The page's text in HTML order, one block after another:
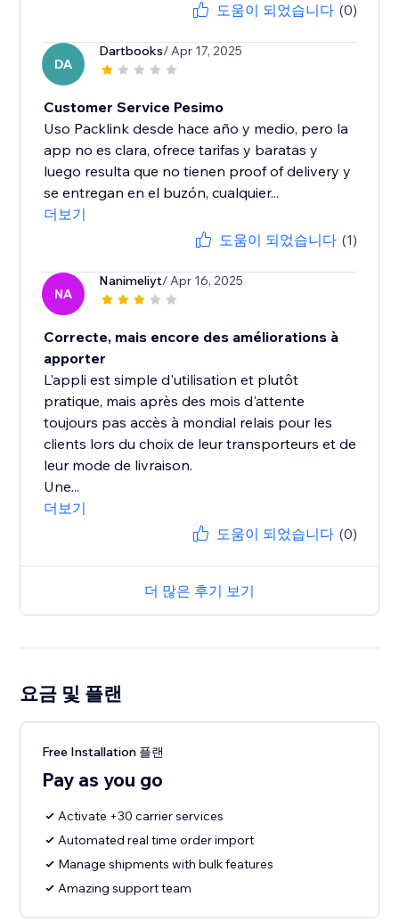
도움이 되었습니다 (0)
DA
Dartbooks/ Apr 17, 2025
Customer Service Pesimo
Uso Packlink desde hace año y medio, pero la
app no es clara, ofrece tarifas y baratas y
luego resulta que no tienen proof of delivery y
se entregan en el buzón, cualquier...
더보기
도움이 되었습니다 (1)
NA
Nanimeliyt/ Apr 16, 2025
Correcte, mais encore des améliorations à
apporter
L'appli est simple d'utilisation et plutôt
pratique, mais après des mois d'attente
toujours pas accès à mondial relais pour les
clients lors du choix de leur transporteurs et de
leur mode de livraison.
Une...
더보기
도움이 되었습니다 (0)
더 많은 후기 보기
요금 및 플랜
Free Installation 플랜
Pay as you go
Activate +30 carrier services
Automated real time order import
Manage shipments with bulk features
Amazing support team